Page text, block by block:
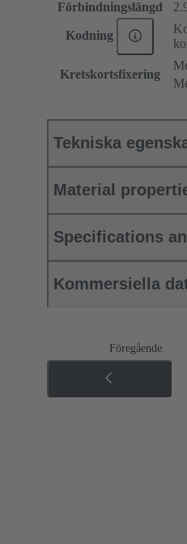
Förbindningslängd
Kodning
Kretskortsfixering
Tekniska
Material
Specifications
Kommersiella
Föregående